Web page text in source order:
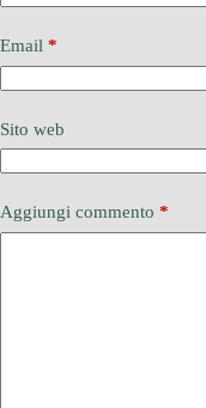
Email *
Sito web
Aggiungi commento *